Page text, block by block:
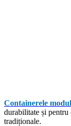
Containerele
durabilitate și
tradiționale.